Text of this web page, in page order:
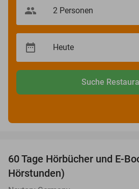
Suche
60 Tage Hörbücher und E-
Hörstunden)